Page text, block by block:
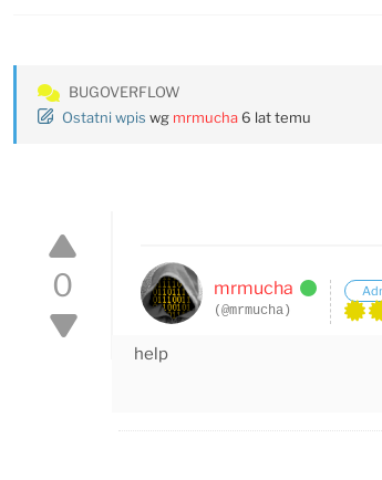
BUGOVERFLOW
Ostatni wpis wg mrmucha 6 lat temu
0 mrmucha
(@mrmucha)
help